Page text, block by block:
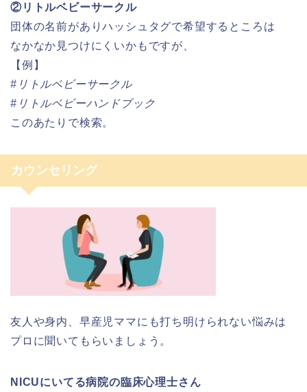
②リトルベビーサークル
団体の名前がありハッシュタグで希望するところは
なかなか見つけにくいかもですが、
【例】
#リトルベビーサークル
#リトルベビーハンドブック
このあたりで検索。
カウンセリング
友人や身内、早産児ママにも打ち明けられない悩みは
プロに聞いてもらいましょう。
NICUにいてる病院の臨床心理士さん